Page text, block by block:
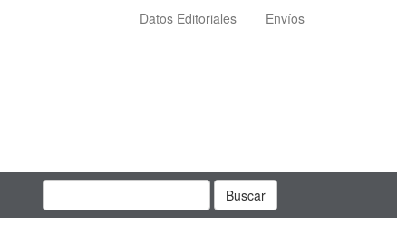
Datos Editoriales Envíos
Buscar